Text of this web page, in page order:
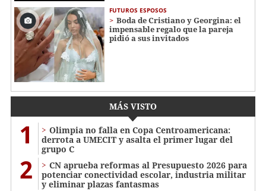
FUTUROS ESPOSOS
Boda de Cristiano y Georgina: el
impensable regalo que la pareja
pidió a sus invitados
MÁS VISTO
1
Olimpia no falla en Copa Centroamericana:
derrota a UMECIT y asalta el primer lugar del
grupo C
2
CN aprueba reformas al Presupuesto 2026 para
potenciar conectividad escolar, industria militar
y eliminar plazas fantasmas